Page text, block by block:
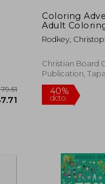
Coloring
Adult
for the
Bethlehem
Rodkey,
Christian Board
Publication,
Nuevo